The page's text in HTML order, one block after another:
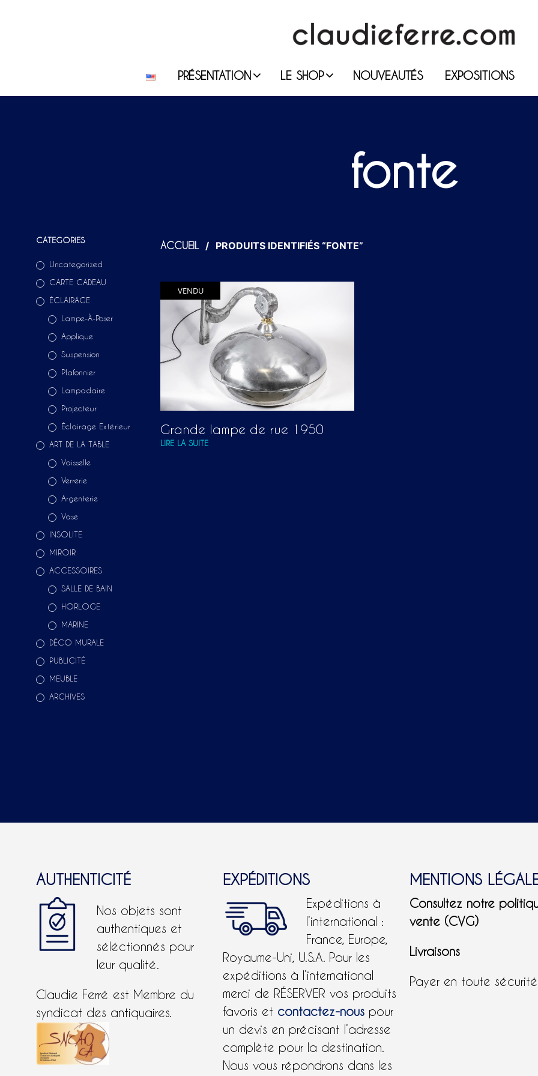
PRÉSENTATION LE SHOP NOUVEAUTÉS EXPOSITIONS
fonte
CATEGORIES
Uncategorized
CARTE CADEAU
ÉCLAIRAGE
Lampe-À-Poser
Applique
Suspension
Plafonnier
Lampadaire
Projecteur
Éclairage Extérieur
ART DE LA TABLE
Vaisselle
Verrerie
Argenterie
Vase
INSOLITE
MIROIR
ACCESSOIRES
SALLE DE BAIN
HORLOGE
MARINE
DÉCO MURALE
PUBLICITÉ
MEUBLE
ARCHIVES
ACCUEIL / PRODUITS IDENTIFIÉS “FONTE”
VENDU
Grande lampe de rue 1950
LIRE LA SUITE
AUTHENTICITÉ
Nos objets sont
authentiques et
séléctionnés pour
leur qualité.
Claudie Ferré est Membre du
syndicat des antiquaires.
EXPÉDITIONS
Expéditions à
l’international :
France, Europe,
Royaume-Uni, U.S.A. Pour les
expéditions à l’international
merci de RÉSERVER vos produits
favoris et contactez-nous pour
un devis en précisant l’adresse
complète pour la destination.
Nous vous répondrons dans les
MENTIONS
Consultez notre
vente (CVG)
Livraisons
Payer en toute